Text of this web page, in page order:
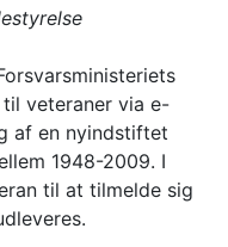
veteraner via e-
af en nyindstiftet
1948-2009. I
til at tilmelde sig